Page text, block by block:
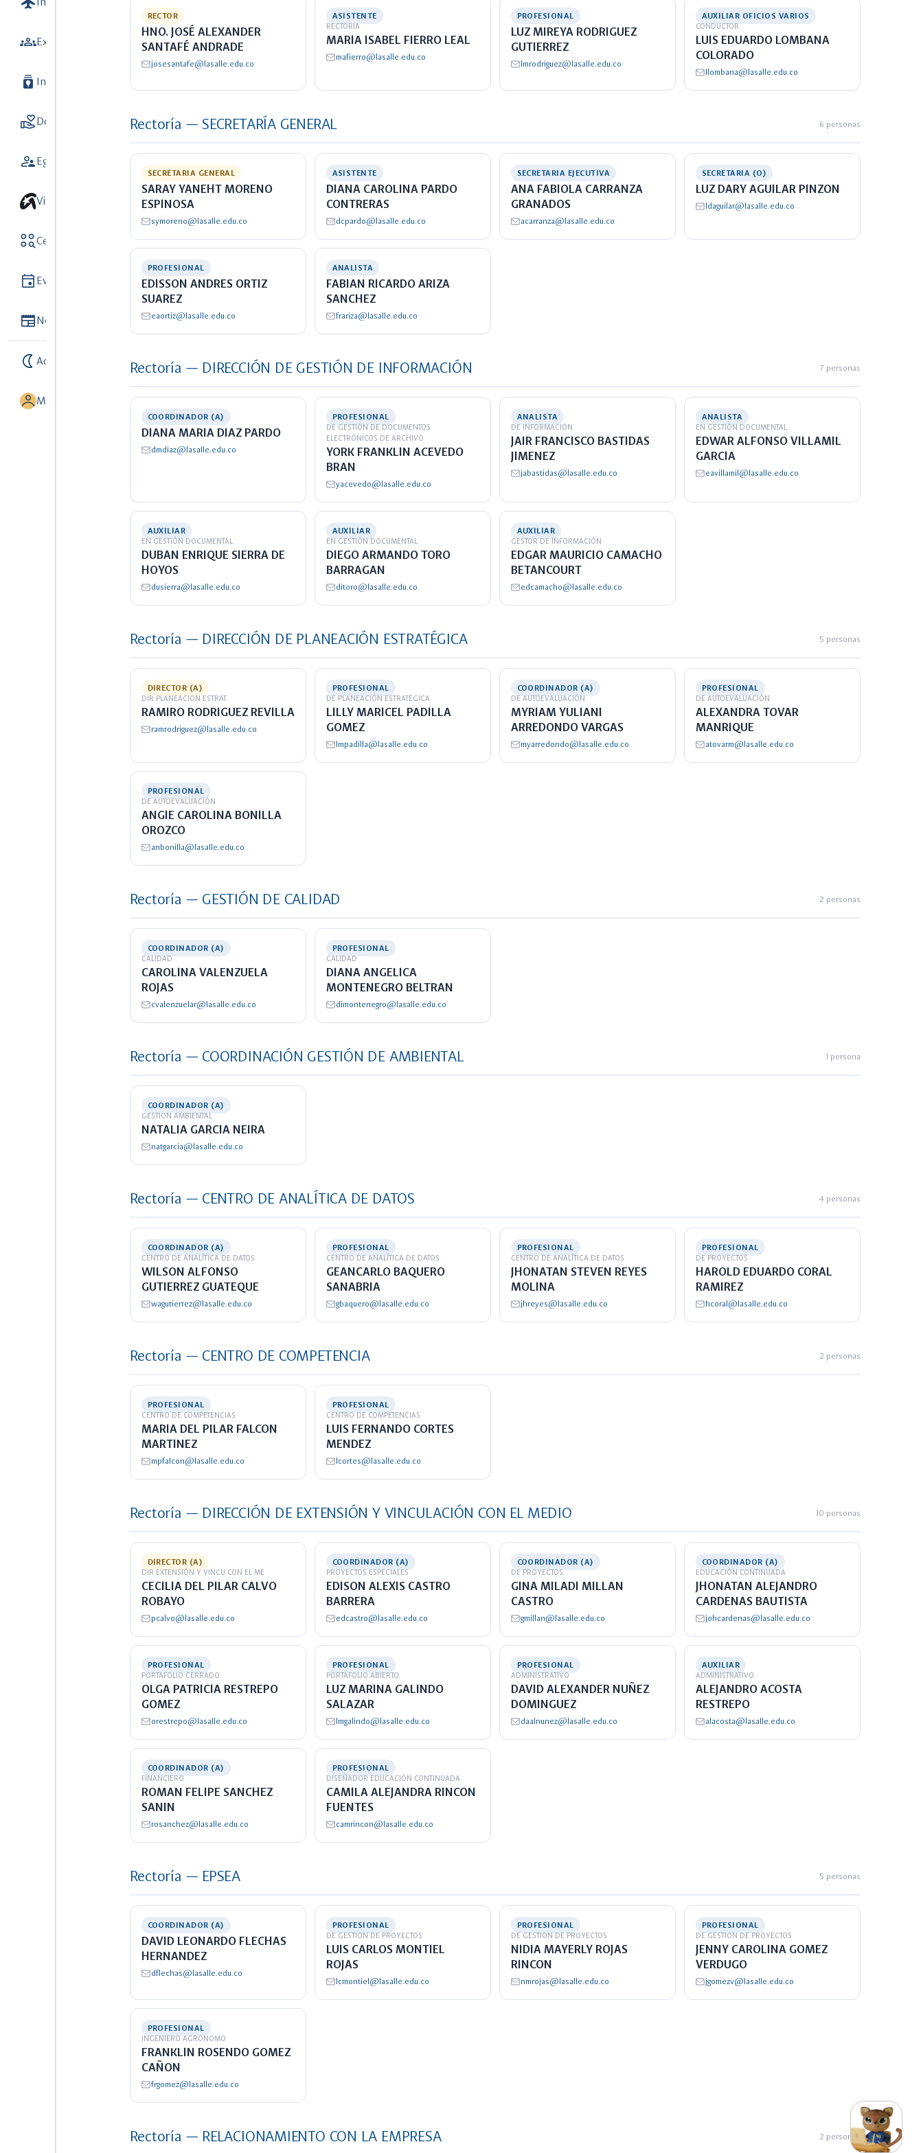
groupsExtensión y Vinculación con el medio
batch_prediction Investigación
volunteer_activismDonaciones
supervisor_accountEgresados
Vive unisalle
action_keyCentros y Observatorios
event Eventos
NewspaperNoticias
nightlight Activar modo noche
MI UNISALLE
RECTOR
HNO. JOSÉ ALEXANDER
SANTAFÉ ANDRADE
josesantafe@lasalle.edu.co
ASISTENTE
RECTORIA
MARIA ISABEL FIERRO LEAL
mafierro@lasalle.edu.co
PROFESIONAL
LUZ MIREYA RODRIGUEZ
GUTIERREZ
lmrodriguez@lasalle.edu.co
AUXILIAR OFICIOS VARIOS
CONDUCTOR
LUIS EDUARDO LOMBANA
COLORADO
llombana@lasalle.edu.co
Rectoría — SECRETARÍA GENERAL 6 personas
SECRETARIA GENERAL
SARAY YANEHT MORENO
ESPINOSA
symoreno@lasalle.edu.co
ASISTENTE
DIANA CAROLINA PARDO
CONTRERAS
dcpardo@lasalle.edu.co
SECRETARIA EJECUTIVA
ANA FABIOLA CARRANZA
GRANADOS
acarranza@lasalle.edu.co
SECRETARIA (O)
LUZ DARY AGUILAR PINZON
ldaguilar@lasalle.edu.co
PROFESIONAL
EDISSON ANDRES ORTIZ
SUAREZ
eaortiz@lasalle.edu.co
ANALISTA
FABIAN RICARDO ARIZA
SANCHEZ
frariza@lasalle.edu.co
Rectoría — DIRECCIÓN DE GESTIÓN DE INFORMACIÓN 7 personas
COORDINADOR (A)
DIANA MARIA DIAZ PARDO
dmdiaz@lasalle.edu.co
PROFESIONAL
DE GESTIÓN DE DOCUMENTOS
ELECTRÓNICOS DE ARCHIVO
YORK FRANKLIN ACEVEDO
BRAN
yacevedo@lasalle.edu.co
ANALISTA
DE INFORMACIÓN
JAIR FRANCISCO BASTIDAS
JIMENEZ
jabastidas@lasalle.edu.co
ANALISTA
EN GESTIÓN DOCUMENTAL
EDWAR ALFONSO VILLAMIL
GARCIA
eavillamil@lasalle.edu.co
AUXILIAR
EN GESTIÓN DOCUMENTAL
DUBAN ENRIQUE SIERRA DE
HOYOS
dusierra@lasalle.edu.co
AUXILIAR
EN GESTIÓN DOCUMENTAL
DIEGO ARMANDO TORO
BARRAGAN
ditoro@lasalle.edu.co
AUXILIAR
GESTOR DE INFORMACIÓN
EDGAR MAURICIO CAMACHO
BETANCOURT
edcamacho@lasalle.edu.co
Rectoría — DIRECCIÓN DE PLANEACIÓN ESTRATÉGICA 5 personas
DIRECTOR (A)
DIR PLANEACION ESTRAT
RAMIRO RODRIGUEZ REVILLA
ramrodriguez@lasalle.edu.co
PROFESIONAL
DE PLANEACIÓN ESTRATÉGICA
LILLY MARICEL PADILLA
GOMEZ
lmpadilla@lasalle.edu.co
COORDINADOR (A)
DE AUTOEVALUACIÓN
MYRIAM YULIANI
ARREDONDO VARGAS
myarredondo@lasalle.edu.co
PROFESIONAL
DE AUTOEVALUACIÓN
ALEXANDRA TOVAR
MANRIQUE
atovarm@lasalle.edu.co
PROFESIONAL
DE AUTOEVALUACIÓN
ANGIE CAROLINA BONILLA
OROZCO
anbonilla@lasalle.edu.co
Rectoría — GESTIÓN DE CALIDAD 2 personas
COORDINADOR (A)
CALIDAD
CAROLINA VALENZUELA
ROJAS
cvalenzuelar@lasalle.edu.co
PROFESIONAL
CALIDAD
DIANA ANGELICA
MONTENEGRO BELTRAN
dimontenegro@lasalle.edu.co
Rectoría — COORDINACIÓN GESTIÓN DE AMBIENTAL 1 persona
COORDINADOR (A)
GESTION AMBIENTAL
NATALIA GARCIA NEIRA
natgarcia@lasalle.edu.co
Rectoría — CENTRO DE ANALÍTICA DE DATOS 4 personas
COORDINADOR (A)
CENTRO DE ANALÍTICA DE DATOS
WILSON ALFONSO
GUTIERREZ GUATEQUE
wagutierrez@lasalle.edu.co
PROFESIONAL
CENTRO DE ANALÍTICA DE DATOS
GEANCARLO BAQUERO
SANABRIA
gbaquero@lasalle.edu.co
PROFESIONAL
CENTRO DE ANALÍTICA DE DATOS
JHONATAN STEVEN REYES
MOLINA
jhreyes@lasalle.edu.co
PROFESIONAL
DE PROYECTOS
HAROLD EDUARDO CORAL
RAMIREZ
hcoral@lasalle.edu.co
Rectoría — CENTRO DE COMPETENCIA 2 personas
PROFESIONAL
CENTRO DE COMPETENCIAS
MARIA DEL PILAR FALCON
MARTINEZ
mpfalcon@lasalle.edu.co
PROFESIONAL
CENTRO DE COMPETENCIAS
LUIS FERNANDO CORTES
MENDEZ
lcortes@lasalle.edu.co
Rectoría — DIRECCIÓN DE EXTENSIÓN Y VINCULACIÓN CON EL MEDIO 10 personas
DIRECTOR (A)
DIR EXTENSIÓN Y VINCU CON EL ME
CECILIA DEL PILAR CALVO
ROBAYO
pcalvo@lasalle.edu.co
COORDINADOR (A)
PROYECTOS ESPECIALES
EDISON ALEXIS CASTRO
BARRERA
edcastro@lasalle.edu.co
COORDINADOR (A)
DE PROYECTOS
GINA MILADI MILLAN
CASTRO
gmillan@lasalle.edu.co
COORDINADOR (A)
EDUCACIÓN CONTINUADA
JHONATAN ALEJANDRO
CARDENAS BAUTISTA
johcardenas@lasalle.edu.co
PROFESIONAL
PORTAFOLIO CERRADO
OLGA PATRICIA RESTREPO
GOMEZ
orestrepo@lasalle.edu.co
PROFESIONAL
PORTAFOLIO ABIERTO
LUZ MARINA GALINDO
SALAZAR
lmgalindo@lasalle.edu.co
PROFESIONAL
ADMINISTRATIVO
DAVID ALEXANDER NUÑEZ
DOMINGUEZ
daalnunez@lasalle.edu.co
AUXILIAR
ADMINISTRATIVO
ALEJANDRO ACOSTA
RESTREPO
alacosta@lasalle.edu.co
COORDINADOR (A)
FINANCIERO
ROMAN FELIPE SANCHEZ
SANIN
rosanchez@lasalle.edu.co
PROFESIONAL
DISEÑADOR EDUCACIÓN CONTINUADA
CAMILA ALEJANDRA RINCON
FUENTES
camrincon@lasalle.edu.co
Rectoría — EPSEA 5 personas
COORDINADOR (A)
DAVID LEONARDO FLECHAS
HERNANDEZ
dflechas@lasalle.edu.co
PROFESIONAL
DE GESTION DE PROYECTOS
LUIS CARLOS MONTIEL
ROJAS
lcmontiel@lasalle.edu.co
PROFESIONAL
DE GESTION DE PROYECTOS
NIDIA MAYERLY ROJAS
RINCON
nmrojas@lasalle.edu.co
PROFESIONAL
DE GESTION DE PROYECTOS
JENNY CAROLINA GOMEZ
VERDUGO
jgomezv@lasalle.edu.co
PROFESIONAL
INGENIERO AGRONOMO
FRANKLIN ROSENDO GOMEZ
CAÑON
frgomez@lasalle.edu.co
Rectoría — RELACIONAMIENTO CON LA EMPRESA 2 personas
close
opciones
rápidas